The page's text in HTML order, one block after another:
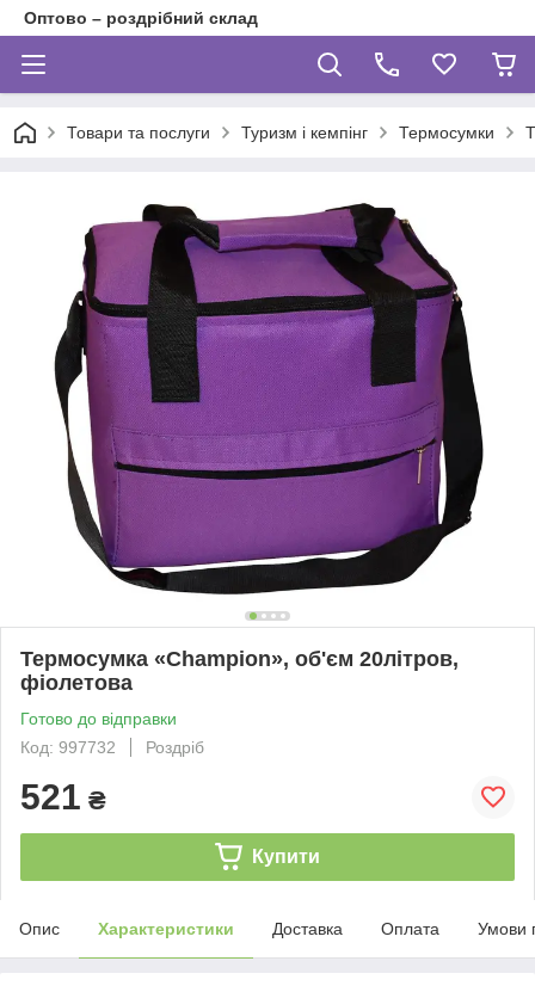
Оптово – роздрібний склад
Товари та послуги Туризм і кемпінг Термосумки
Термосумка «Champion», об'єм 20літров,
фіолетова
Готово до відправки
Код: 997732
Роздріб
521 ₴
Купити
Опис Характеристики Доставка Оплата Умови